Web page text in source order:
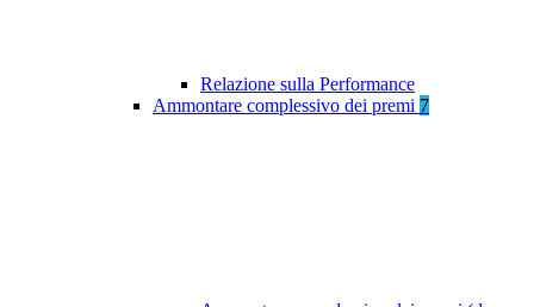
Relazione sulla Performance
Ammontare complessivo dei premi 7